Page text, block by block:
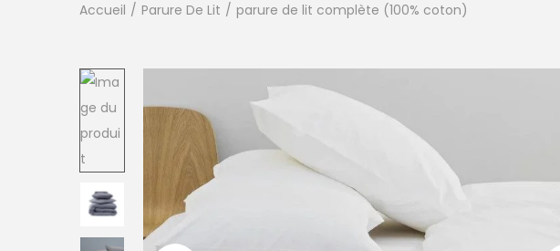
Accueil / Parure De Lit / parure de lit complète (100% coton)